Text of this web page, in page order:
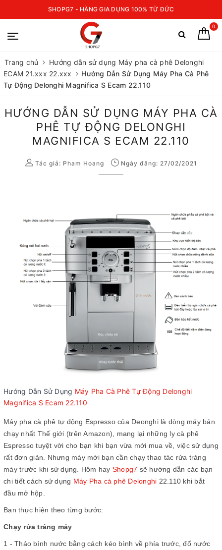
SHOPG7 - HÀNG GIA DỤNG 100% TỪ ĐỨC
0
Trang chủ
Hướng dẫn sử dụng Máy pha cà phê Delonghi
ECAM 21.xxx 22.xxx
Hướng Dẫn Sử Dụng Máy Pha Cà Phê
Tự Động Delonghi Magnifica S Ecam 22.110
HƯỚNG DẪN SỬ DỤNG MÁY PHA CÀ
PHÊ TỰ ĐỘNG DELONGHI
MAGNIFICA S ECAM 22.110
Tác giả: Pham Hoang Ngày đăng: 27/02/2021
Hướng Dẫn Sử Dụng Máy Pha Cà Phê Tự Động Delonghi
Magnifica S Ecam 22.110
Máy pha cà phê tự động Espresso của Deonghi là dòng máy bán
chạy nhất Thế giới (trên Amazon), mang lại những ly cà phê
Espresso tuyệt vời cho bạn khi bạn vừa mới mua về, việc sử dụng
rất đơn giản. Nhưng máy mới bạn cần chạy thao tác rửa tráng
máy trước khi sử dụng. Hôm hay Shopg7 sẽ hướng dẫn các bạn
chi tiết cách sử dụng Máy Pha cà phê Delonghi 22.110 khi bắt
đầu mở hộp.
Bạn thực hiện theo từng bước:
Chạy rửa tráng máy
1 - Tháo bình nước bằng cách kéo bình về phía trước, đổ nước